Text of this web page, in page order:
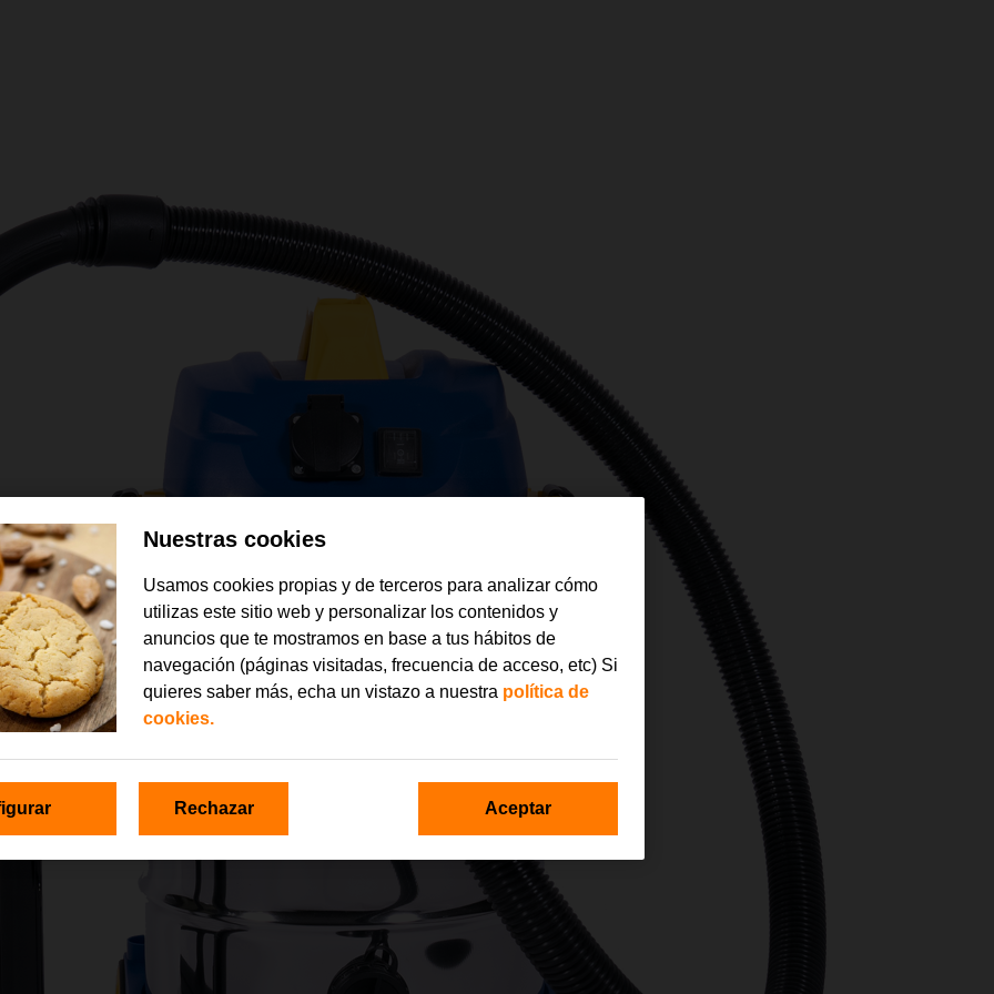
Nuestras cookies
Usamos cookies propias y de terceros para analizar cómo
utilizas este sitio web y personalizar los contenidos y
anuncios que te mostramos en base a tus hábitos de
navegación (páginas visitadas, frecuencia de acceso, etc) Si
quieres saber más, echa un vistazo a nuestra política de
cookies.
Rechazar Aceptar